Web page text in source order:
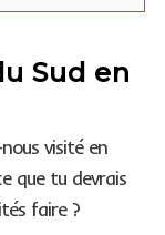
Sud en
visité en
que tu devrais
faire ?